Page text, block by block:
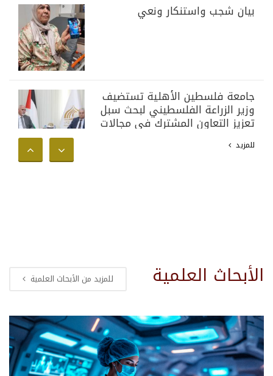
بيان شجب واستنكار ونعي
جامعة فلسطين الأهلية تستضيف
وزير الزراعة الفلسطيني لبحث سبل
تعزيز التعاون المشترك في مجالات
المجتمع الفلسطيني
للمزيد
الأبحاث العلمية للمزيد من الأبحاث العلمية